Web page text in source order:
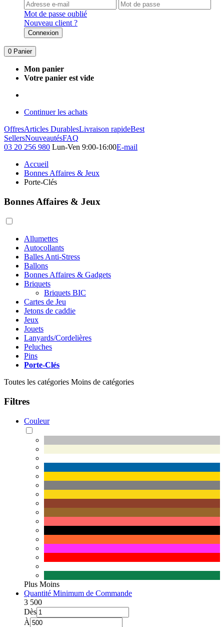
Mot de passe oublié
Nouveau client ?
Connexion
0 Panier
Mon panier
Votre panier est vide
Continuer les achats
OffresArticles DurablesLivraison rapideBest
SellersNouveautésFAQ
03 20 256 980 Lun-Ven 9:00-16:00E-mail
Accueil
Bonnes Affaires & Jeux
Porte-Clés
Bonnes Affaires & Jeux
Allumettes
Autocollants
Balles Anti-Stress
Ballons
Bonnes Affaires & Gadgets
Briquets
Briquets BIC
Cartes de Jeu
Jetons de caddie
Jeux
Jouets
Lanyards/Cordelières
Peluches
Pins
Porte-Clés
Toutes les catégories Moins de catégories
Filtres
Couleur
Plus Moins
Quantité Minimum de Commande
3 500
Dès
À